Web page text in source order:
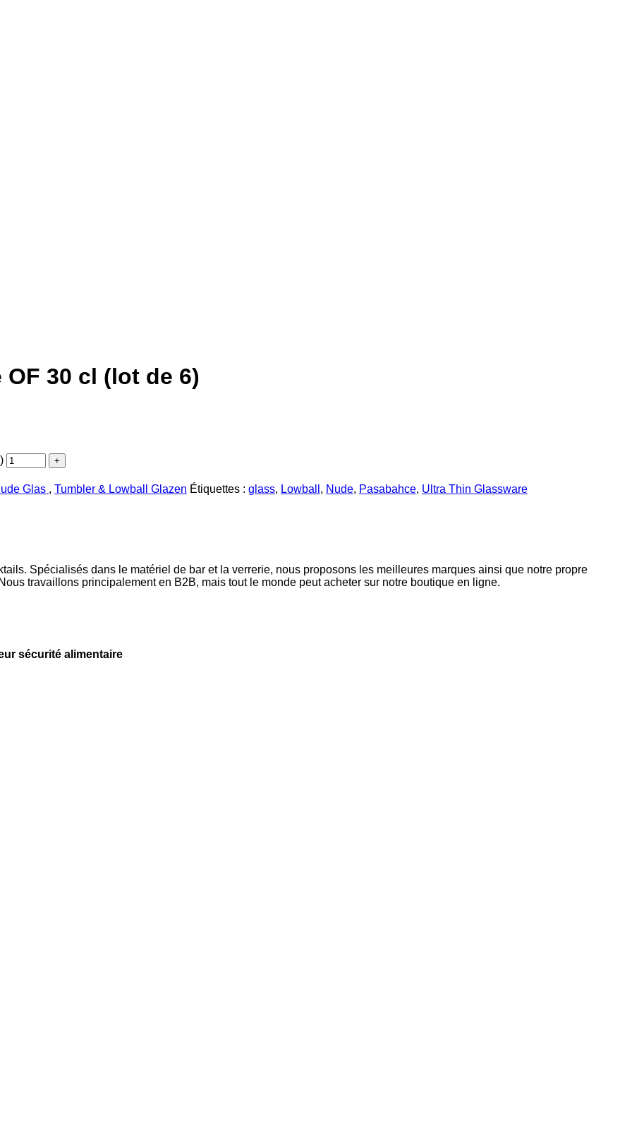
30 cl (lot de 6)
Glas , Tumbler & Lowball Glazen Étiquettes : glass, Lowball , Nude, Pasabahce, Ultra Thin Glassware
Spécialisés dans le matériel de bar et la verrerie, nous proposons les meilleures marques ainsi que notre propre
travaillons principalement en B2B, mais tout le monde peut acheter sur notre boutique en ligne.
sécurité alimentaire